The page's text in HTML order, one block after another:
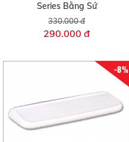
Series Bằng Sứ
330.000 đ
290.000 đ
-8%